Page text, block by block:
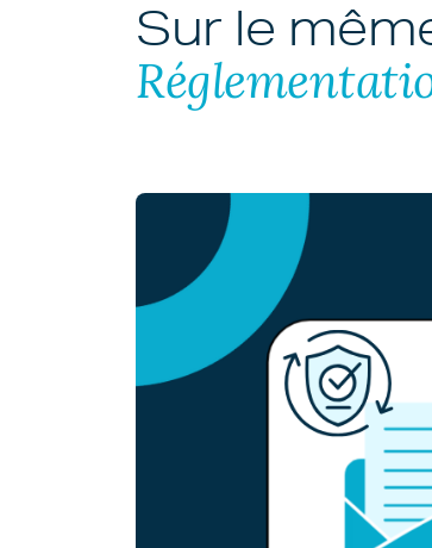
Sur le